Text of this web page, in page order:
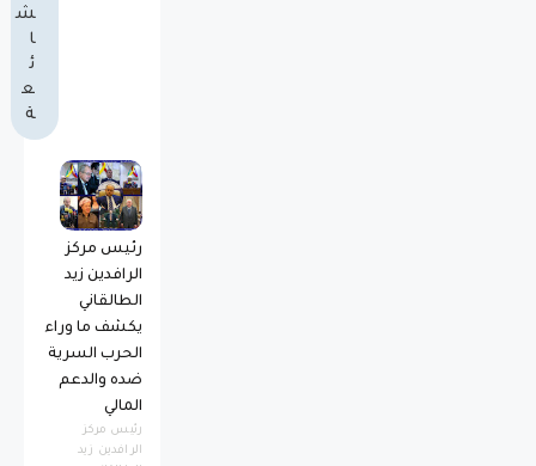
ش
ا
ئ
ع
ة
رئيس مركز
الرافدين زيد
الطالقاني
يكشف ما وراء
الحرب السرية
ضده والدعم
المالي
رئيس مركز
الرافدين زيد